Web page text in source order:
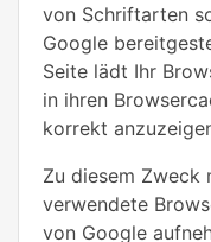
von Schriftarten
Google
Seite lädt Ihr
in ihren
korrekt
Zu diesem Zweck
verwendete
von Google